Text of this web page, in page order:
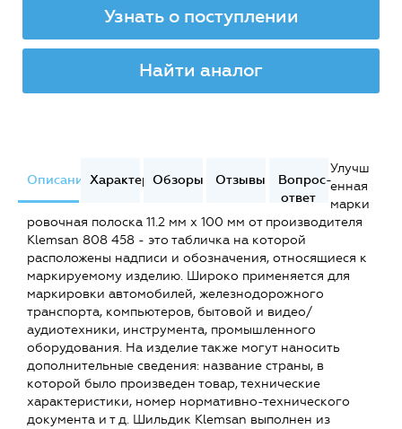
Узнать о поступлении
Найти аналог
ОписаниеХарактеристики
Обзоры Отзывы
Вопрос-
ответ
Улучш
енная
марки
ровочная полоска 11.2 мм х 100 мм от производителя
Klemsan 808 458 - это табличка на которой
расположены надписи и обозначения, относящиеся к
маркируемому изделию. Широко применяется для
маркировки автомобилей, железнодорожного
транспорта, компьютеров, бытовой и видео/
аудиотехники, инструмента, промышленного
оборудования. На изделие также могут наносить
дополнительные сведения: название страны, в
которой было произведен товар, технические
характеристики, номер нормативно-технического
документа и т д. Шильдик Klemsan выполнен из